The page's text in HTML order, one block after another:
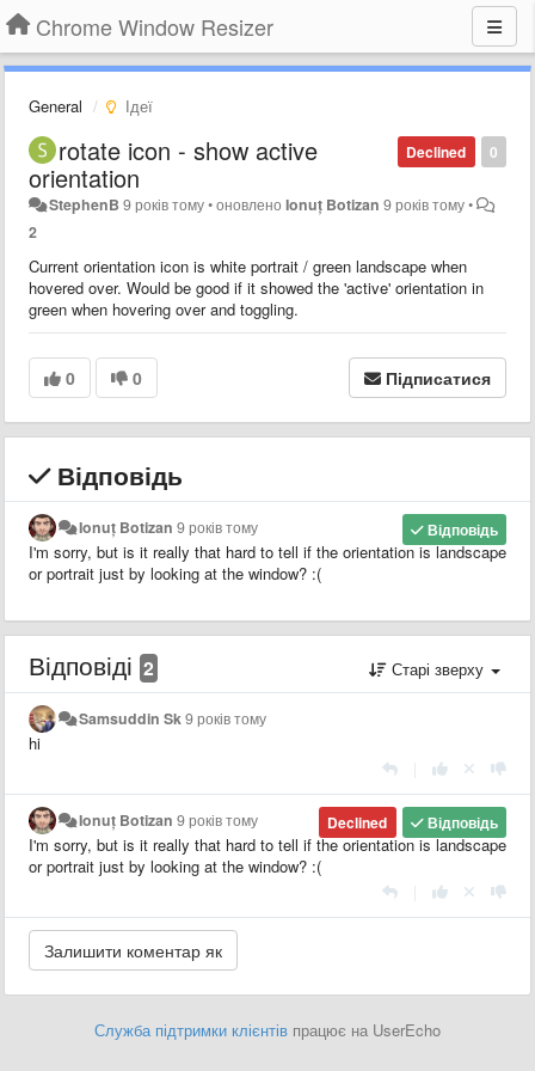
Chrome Window Resizer
General Ідеї
0
Declined
rotate icon - show active
orientation
StephenB 9 років тому•оновленоIonuț Botizan 9 років тому•
2
Current orientation icon is white portrait / green landscape when
hovered over. Would be good if it showed the 'active' orientation in
green when hovering over and toggling.
0 0 Підписатися
Відповідь
Відповідь
Ionuț Botizan 9 років тому
I'm sorry, but is it really that hard to tell if the orientation is landscape
or portrait just by looking at the window? :(
Відповіді 2 Старі зверху
Samsuddin Sk9 років тому
hi
Відповідь
Declined
Ionuț Botizan 9 років тому
I'm sorry, but is it really that hard to tell if the orientation is landscape
or portrait just by looking at the window? :(
Служба підтримки клієнтів працює на UserEcho